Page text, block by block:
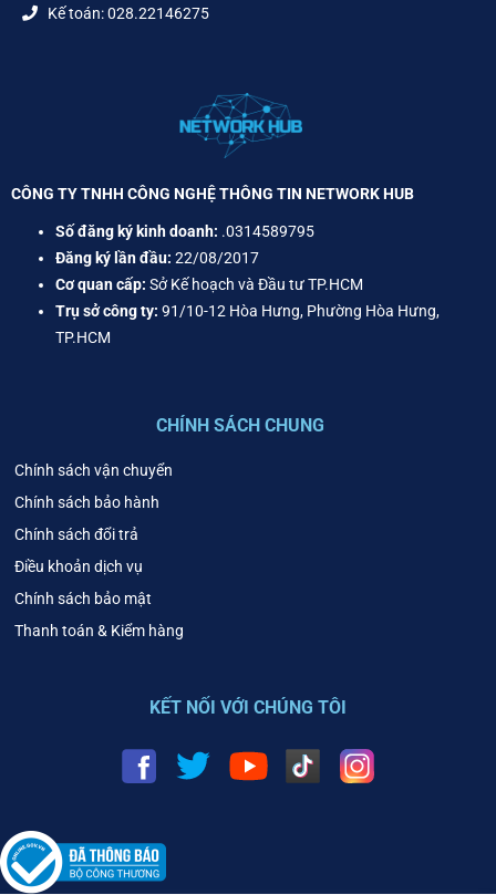
Kế toán: 028.22146275
CÔNG TY TNHH CÔNG NGHỆ THÔNG TIN NETWORK HUB
Số đăng ký kinh doanh: .0314589795
Đăng ký lần đầu: 22/08/2017
Cơ quan cấp: Sở Kế hoạch và Đầu tư TP.HCM
Trụ sở công ty: 91/10-12 Hòa Hưng, Phường Hòa Hưng,
TP.HCM
CHÍNH SÁCH CHUNG
Chính sách vận chuyển
Chính sách bảo hành
Chính sách đổi trả
Điều khoản dịch vụ
Chính sách bảo mật
Thanh toán & Kiểm hàng
KẾT NỐI VỚI CHÚNG TÔI